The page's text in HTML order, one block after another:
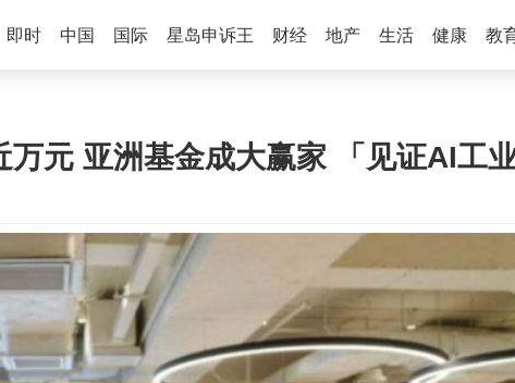
即时 中国 国际 星岛申诉王 财经 地产 生活 健康 教
元 亚洲基金成大赢家 「见证AI工